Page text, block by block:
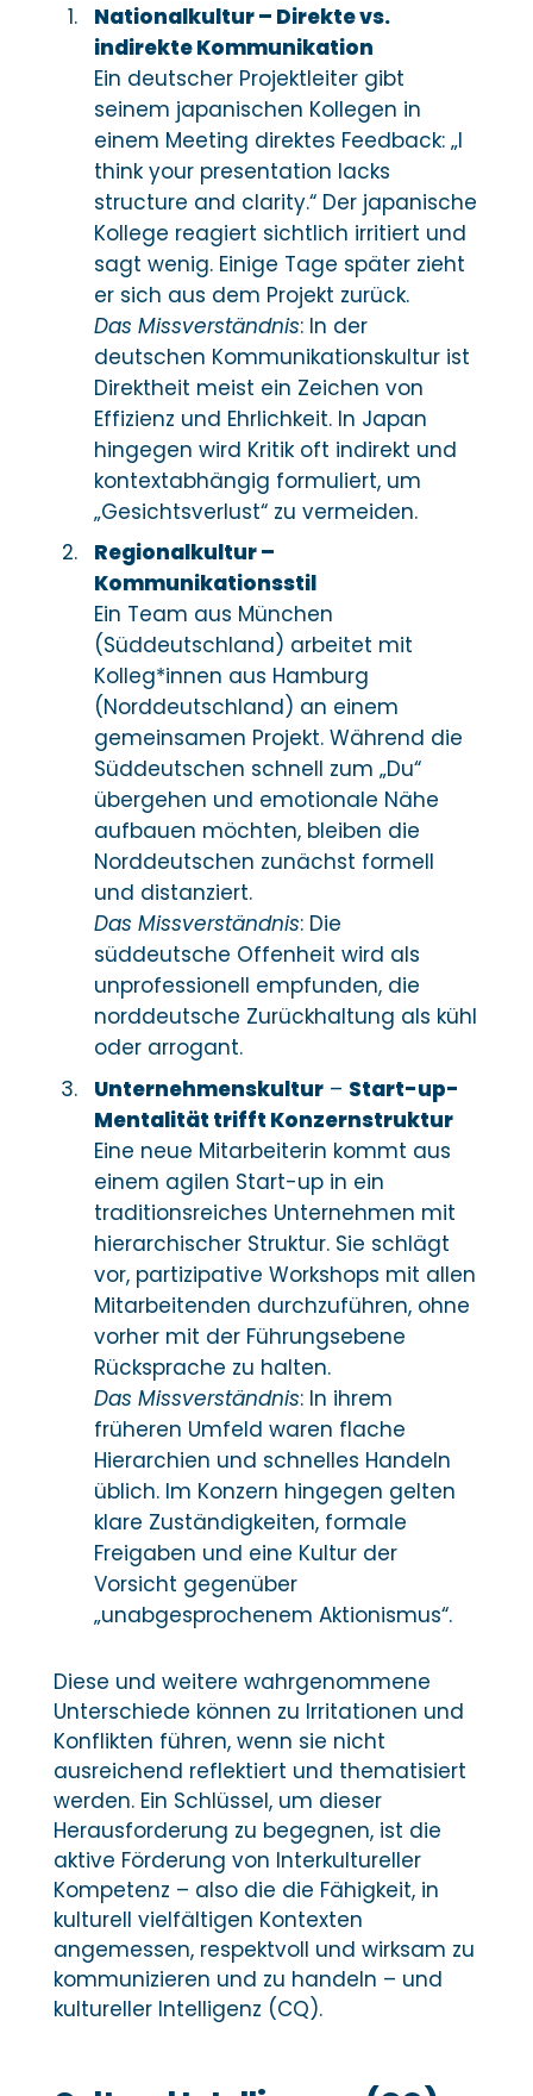
Nationalkultur – Direkte vs.
indirekte Kommunikation
Ein deutscher Projektleiter gibt
seinem japanischen Kollegen in
einem Meeting direktes Feedback: „I
think your presentation lacks
structure and clarity.“ Der japanische
Kollege reagiert sichtlich irritiert und
sagt wenig. Einige Tage später zieht
er sich aus dem Projekt zurück.
Das Missverständnis: In der
deutschen Kommunikationskultur ist
Direktheit meist ein Zeichen von
Effizienz und Ehrlichkeit. In Japan
hingegen wird Kritik oft indirekt und
kontextabhängig formuliert, um
„Gesichtsverlust“ zu vermeiden.
Regionalkultur –
Kommunikationsstil
Ein Team aus München
(Süddeutschland) arbeitet mit
Kolleg*innen aus Hamburg
(Norddeutschland) an einem
gemeinsamen Projekt. Während die
Süddeutschen schnell zum „Du“
übergehen und emotionale Nähe
aufbauen möchten, bleiben die
Norddeutschen zunächst formell
und distanziert.
Das Missverständnis: Die
süddeutsche Offenheit wird als
unprofessionell empfunden, die
norddeutsche Zurückhaltung als kühl
oder arrogant.
Unternehmenskultur– Start-up-
Mentalität trifft Konzernstruktur
Eine neue Mitarbeiterin kommt aus
einem agilen Start-up in ein
traditionsreiches Unternehmen mit
hierarchischer Struktur. Sie schlägt
vor, partizipative Workshops mit allen
Mitarbeitenden durchzuführen, ohne
vorher mit der Führungsebene
Rücksprache zu halten.
Das Missverständnis: In ihrem
früheren Umfeld waren flache
Hierarchien und schnelles Handeln
üblich. Im Konzern hingegen gelten
klare Zuständigkeiten, formale
Freigaben und eine Kultur der
Vorsicht gegenüber
„unabgesprochenem Aktionismus“.
Diese und weitere wahrgenommene
Unterschiede können zu Irritationen und
Konflikten führen, wenn sie nicht
ausreichend reflektiert und thematisiert
werden. Ein Schlüssel, um dieser
Herausforderung zu begegnen, ist die
aktive Förderung von Interkultureller
Kompetenz – also die die Fähigkeit, in
kulturell vielfältigen Kontexten
angemessen, respektvoll und wirksam zu
kommunizieren und zu handeln – und
kultureller Intelligenz (CQ).